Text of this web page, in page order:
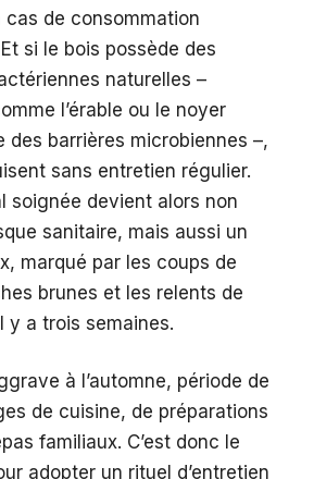
cas de consommation
si le bois possède des
naturelles –
l’érable ou le noyer
des barrières microbiennes –,
sans entretien régulier.
soignée devient alors non
sanitaire, mais aussi un
marqué par les coups de
brunes et les relents de
y a trois semaines.
à l’automne, période de
de cuisine, de préparations
familiaux. C’est donc le
adopter un rituel d’entretien